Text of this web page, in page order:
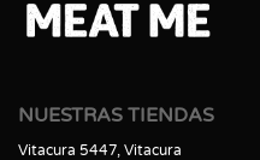
NUESTRAS TIENDAS
Vitacura 5447, Vitacura